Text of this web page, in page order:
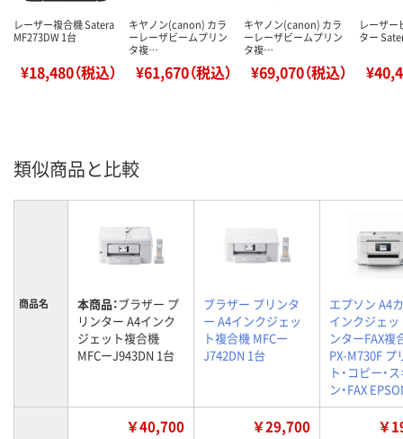
レーザー複合機 Satera
MF273DW 1台
¥18,480（税込）
キヤノン(canon) カラ
ーレーザビームプリン
タ複…
¥61,670（税込）
キヤノン(canon) カラ
ーレーザビームプリン
タ複…
¥69,070（税込）
レーザー
ター
類似商品と比較
商品名 本商品：ブラザー プ
リンター A4インク
ジェット複合機
MFCーJ943DN 1台
ブラザー プリンタ
ー A4インクジェッ
ト複合機 MFCー
J742DN 1台
エプソン A4
インクジェ
ンターFAX複
PX-M730F プ
ト・コピー・
ン・FAX
￥40,700 ￥29,700 ￥